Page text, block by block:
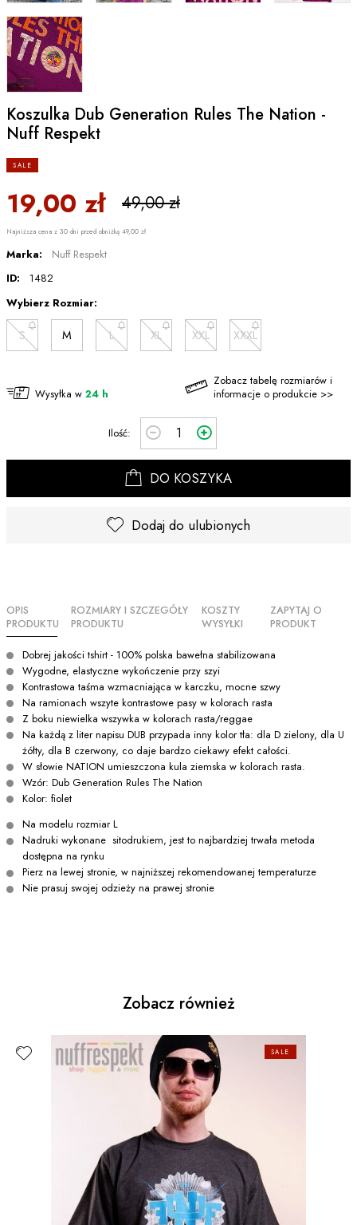
Koszulka Dub Generation Rules The Nation -
Nuff Respekt
SALE
49,00 zł
19,00 zł
Najniższa cena z 30 dni przed obniżką 49,00 zł
Marka:
Nuff Respekt
ID:
1482
Wybierz Rozmiar:
S M L XL XXL XXXL
Wysyłka w 24 h
Zobacz tabelę rozmiarów i
informacje o produkcie >>
Ilość:
DO KOSZYKA
Dodaj do ulubionych
OPIS
PRODUKTU
ROZMIARY I SZCZEGÓŁY
PRODUKTU
KOSZTY
WYSYŁKI
ZAPYTAJ O
PRODUKT
Dobrej jakości tshirt - 100% polska bawełna stabilizowana
Wygodne, elastyczne wykończenie przy szyi
Kontrastowa taśma wzmacniająca w karczku, mocne szwy
Na ramionach wszyte kontrastowe pasy w kolorach rasta
Z boku niewielka wszywka w kolorach rasta/reggae
Na każdą z liter napisu DUB przypada inny kolor tła: dla D zielony, dla U
żółty, dla B czerwony, co daje bardzo ciekawy efekt całości.
W słowie NATION umieszczona kula ziemska w kolorach rasta.
Wzór: Dub Generation Rules The Nation
Kolor: fiolet
Na modelu rozmiar L
Nadruki wykonane sitodrukiem, jest to najbardziej trwała metoda
dostępna na rynku
Pierz na lewej stronie, w najniższej rekomendowanej temperaturze
Nie prasuj swojej odzieży na prawej stronie
Zobacz również
SALE